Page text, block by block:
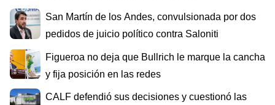
San Martín de los Andes, convulsionada por dos
pedidos de juicio político contra Saloniti
Figueroa no deja que Bullrich le marque la cancha
y fija posición en las redes
CALF defendió sus decisiones y cuestionó las